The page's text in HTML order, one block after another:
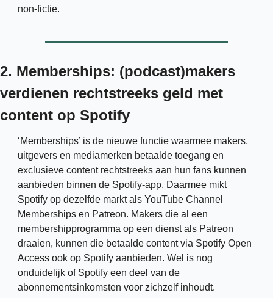
non-fictie.
2. Memberships: (podcast)makers
verdienen rechtstreeks geld met
content op Spotify
‘Memberships’ is de nieuwe functie waarmee makers,
uitgevers en mediamerken betaalde toegang en
exclusieve content rechtstreeks aan hun fans kunnen
aanbieden binnen de Spotify-app. Daarmee mikt
Spotify op dezelfde markt als YouTube Channel
Memberships en Patreon. Makers die al een
membershipprogramma op een dienst als Patreon
draaien, kunnen die betaalde content via Spotify Open
Access ook op Spotify aanbieden. Wel is nog
onduidelijk of Spotify een deel van de
abonnementsinkomsten voor zichzelf inhoudt.